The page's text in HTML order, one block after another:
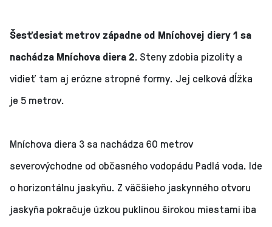
Šesťdesiat metrov západne od Mníchovej diery 1 sa
nachádza Mníchova diera 2. Steny zdobia pizolity a
vidieť tam aj erózne stropné formy. Jej celková dĺžka
je 5 metrov.
Mníchova diera 3 sa nachádza 60 metrov
severovýchodne od občasného vodopádu Padlá voda. Ide
o horizontálnu jaskyňu. Z väčšieho jaskynného otvoru
jaskyňa pokračuje úzkou puklinou širokou miestami iba